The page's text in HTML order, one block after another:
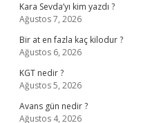
Kara Sevda’yı kim yazdı ?
Ağustos 7, 2026
Bir at en fazla kaç kilodur ?
Ağustos 6, 2026
KGT nedir ?
Ağustos 5, 2026
Avans gün nedir ?
Ağustos 4, 2026